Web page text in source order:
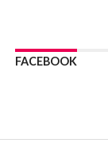
BOCHNIA.
projektowej
FACEBOOK